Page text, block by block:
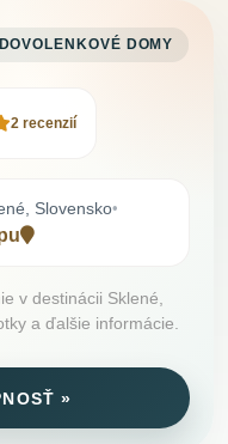
DOVOLENKOVÉ DOMY
2 recenzií
Slovensko•
v destinácii Sklené,
a ďalšie informácie.
»